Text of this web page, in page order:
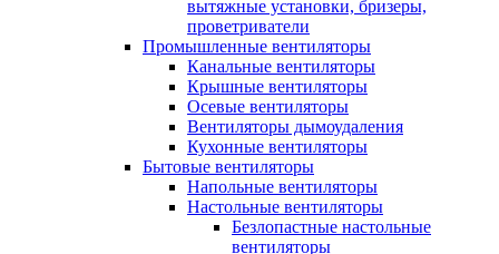
вытяжные установки, бризеры,
проветриватели
Промышленные вентиляторы
Канальные вентиляторы
Крышные вентиляторы
Осевые вентиляторы
Вентиляторы дымоудаления
Кухонные вентиляторы
Бытовые вентиляторы
Напольные вентиляторы
Настольные вентиляторы
Безлопастные настольные
вентиляторы